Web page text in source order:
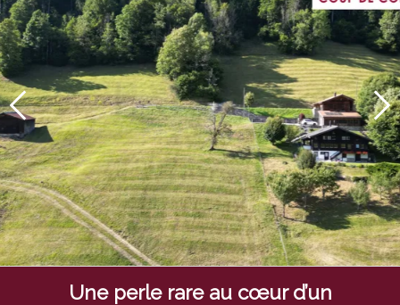
Une perle rare au cœur d’un